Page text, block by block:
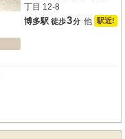
丁目 12-8
博多駅 徒歩3分 他 駅近!